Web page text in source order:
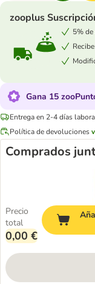
zooplus
5%
Gana 15
Entrega en 2-4 días
Política de devoluciones
Comprados
Precio
total
0,00 €